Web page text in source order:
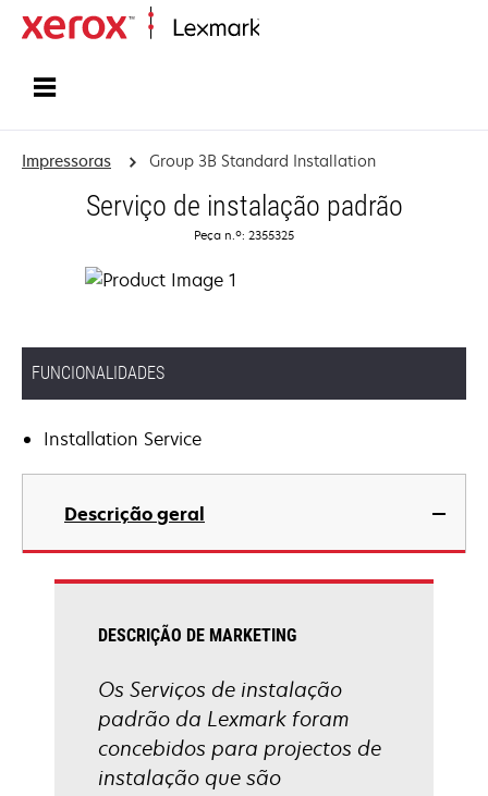
Impressoras Group 3B Standard Installation
Serviço de instalação padrão
Peça n.º: 2355325
FUNCIONALIDADES
Installation Service
Descrição geral
DESCRIÇÃO DE MARKETING
Os Serviços de instalação
padrão da Lexmark foram
concebidos para projectos de
instalação que são